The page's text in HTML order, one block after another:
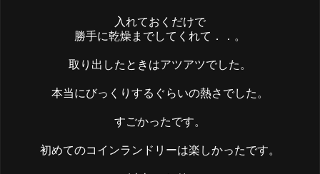
入れておくだけで
勝手に乾燥までしてくれて．．。
取り出したときはアツアツでした。
本当にびっくりするぐらいの熱さでした。
すごかったです。
初めてのコインランドリーは楽しかったです。